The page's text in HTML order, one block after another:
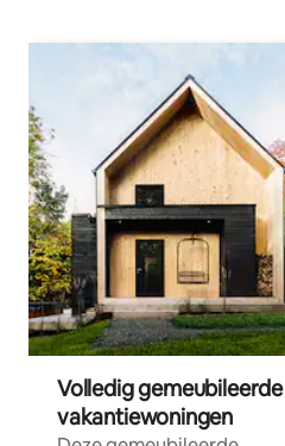
Volledig gemeubileerde
vakantiewoningen